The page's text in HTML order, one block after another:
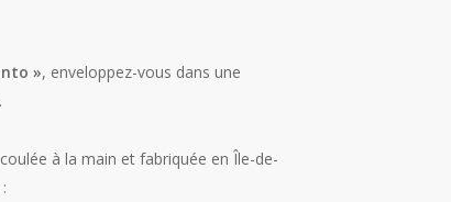
», enveloppez-vous dans une
à la main et fabriquée en Île-de-